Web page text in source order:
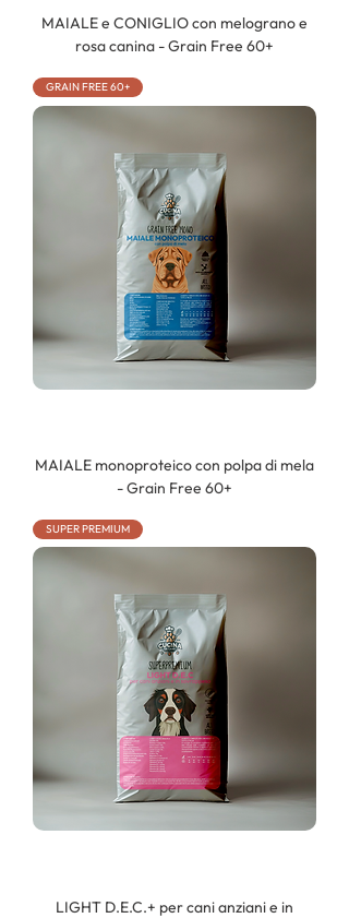
MAIALE e CONIGLIO con melograno e
rosa canina - Grain Free 60+
GRAIN FREE 60+
MAIALE monoproteico con polpa di mela
- Grain Free 60+
SUPER PREMIUM
LIGHT D.E.C.+ per cani anziani e in